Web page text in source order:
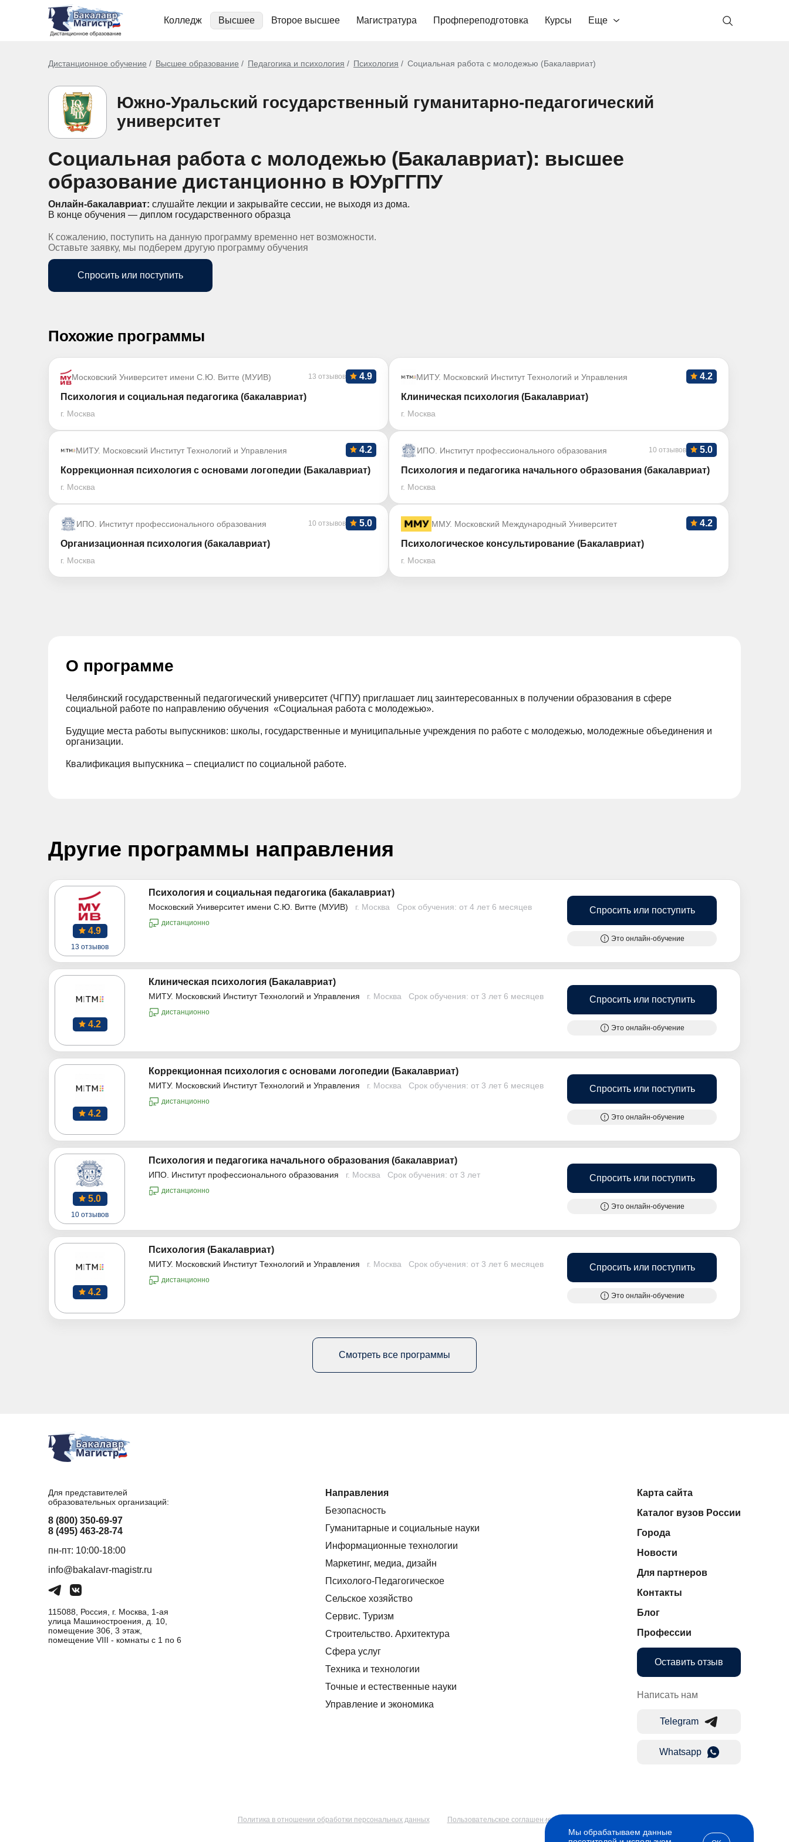
Колледж Высшее Второе высшее Магистратура Профпереподготовка Курсы Еще
Дистанционное обучение Высшее образование Педагогика и психология Психология Социальная работа с молодежью (Бакалавриат)
Южно-Уральский государственный гуманитарно-педагогический
университет
Социальная работа с молодежью (Бакалавриат): высшее
образование дистанционно в ЮУрГГПУ
Онлайн-бакалавриат: слушайте лекции и закрывайте сессии, не выходя из дома.
В конце обучения — диплом государственного образца
К сожалению, поступить на данную программу временно нет возможности.
Оставьте заявку, мы подберем другую программу обучения
Спросить или поступить
Похожие программы
Московский Университет имени С.Ю. Витте (МУИВ) 13 отзывов 4.9
Психология и социальная педагогика (бакалавриат)
г. Москва
МИТУ. Московский Институт Технологий и Управления 4.2
Клиническая психология (Бакалавриат)
г. Москва
МИТУ. Московский Институт Технологий и Управления 4.2
Коррекционная психология с основами логопедии (Бакалавриат)
г. Москва
ИПО. Институт профессионального образования 10 отзывов 5.0
Психология и педагогика начального образования (бакалавриат)
г. Москва
ИПО. Институт профессионального образования 10 отзывов 5.0
Организационная психология (бакалавриат)
г. Москва
ММУ. Московский Международный Университет 4.2
Психологическое консультирование (Бакалавриат)
г. Москва
О программе
Челябинский государственный педагогический университет (ЧГПУ) приглашает лиц заинтересованных в получении образования в сфере
социальной работе по направлению обучения «Социальная работа с молодежью».
Будущие места работы выпускников: школы, государственные и муниципальные учреждения по работе с молодежью, молодежные объединения и
организации.
Квалификация выпускника – специалист по социальной работе.
Другие программы направления
4.9
13 отзывов
Психология и социальная педагогика (бакалавриат)
Московский Университет имени С.Ю. Витте (МУИВ) г. Москва Срок обучения: от 4 лет 6 месяцев
дистанционно
Спросить или поступить
Это онлайн-обучение
4.2
Клиническая психология (Бакалавриат)
МИТУ. Московский Институт Технологий и Управления г. Москва Срок обучения: от 3 лет 6 месяцев
дистанционно
Спросить или поступить
Это онлайн-обучение
4.2
Коррекционная психология с основами логопедии (Бакалавриат)
МИТУ. Московский Институт Технологий и Управления г. Москва Срок обучения: от 3 лет 6 месяцев
дистанционно
Спросить или поступить
Это онлайн-обучение
5.0
10 отзывов
Психология и педагогика начального образования (бакалавриат)
ИПО. Институт профессионального образования г. Москва Срок обучения: от 3 лет
дистанционно
Спросить или поступить
Это онлайн-обучение
4.2
Психология (Бакалавриат)
МИТУ. Московский Институт Технологий и Управления г. Москва Срок обучения: от 3 лет 6 месяцев
дистанционно
Спросить или поступить
Это онлайн-обучение
Смотреть все программы
Для представителей
образовательных организаций:
8 (800) 350-69-97
8 (495) 463-28-74
пн-пт: 10:00-18:00
info@bakalavr-magistr.ru
115088, Россия, г. Москва, 1-ая
улица Машиностроения, д. 10,
помещение 306, 3 этаж,
помещение VIII - комнаты с 1 по 6
Направления
Безопасность
Гуманитарные и социальные науки
Информационные технологии
Маркетинг, медиа, дизайн
Психолого-Педагогическое
Сельское хозяйство
Сервис. Туризм
Строительство. Архитектура
Сфера услуг
Техника и технологии
Точные и естественные науки
Управление и экономика
Карта сайта
Каталог вузов России
Города
Новости
Для партнеров
Контакты
Блог
Профессии
Оставить отзыв
Написать нам
Telegram
Whatsapp
Политика в отношении обработки персональных данных Пользовательское соглашение
Мы обрабатываем данные